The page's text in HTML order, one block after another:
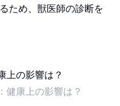
ため、獣医師の診断を
健康上の影響は？